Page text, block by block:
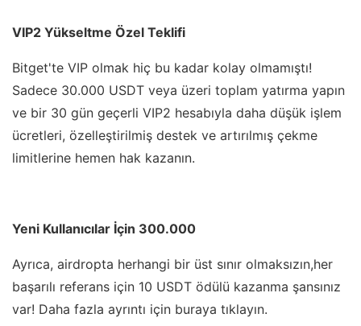
VIP2 Yükseltme Özel Teklifi
Bitget'te VIP olmak hiç bu kadar kolay olmamıştı!
Sadece 30.000 USDT veya üzeri toplam yatırma yapın
ve bir 30 gün geçerli VIP2 hesabıyla daha düşük işlem
ücretleri, özelleştirilmiş destek ve artırılmış çekme
limitlerine hemen hak kazanın.
Yeni Kullanıcılar İçin 300.000
Ayrıca, airdropta herhangi bir üst sınır olmaksızın,her
başarılı referans için 10 USDT ödülü kazanma şansınız
var! Daha fazla ayrıntı için buraya tıklayın.